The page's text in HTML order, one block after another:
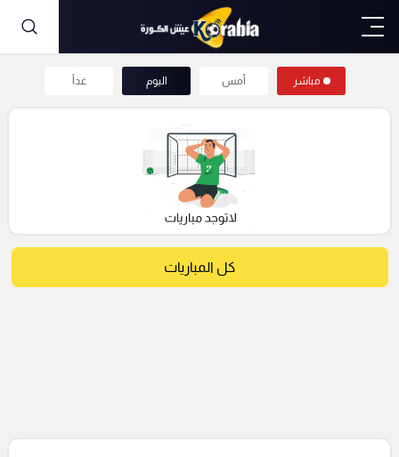
مباشر أمس اليوم غداً
كل المباريات